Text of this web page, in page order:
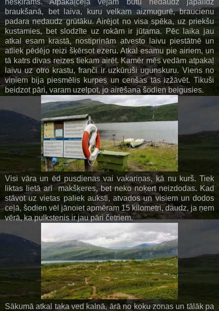
braukšanā, bet laiva, kuru velkam aizmugurē, braucienu
padara nedaudz grūtāku. Airējot no visa spēka, uz priekšu
kustamies, bet slodzīte uz rokām ir jūtama. Pēc laika jau
atkal esam krastā, nostiprinām atvesto laivu piestātnē un
atliek pēdējo reizi šķērsot ezeru. Atkal esamu pie airiem, un
tā katrs divas reizes tiekam airēt. Kamēr mēs vedām atpakaļ
laivu uz otro krastu, franči ir uzkūruši ugunskuru. Viens no
viņiem bija piesmēlis kurpes un cenšas tās izžāvēt. Tikuši
beidzot pāri, varam uzelpot, jo airēšana šodien beigusies.
Visi vāra un ēd pusdienas vai vakariņas, kā nu kurš. Tiek
liktas lietā arī makšķeres, bet neko noķert neizdodas. Kad
stāvot uz vietas paliek auksti, atvados un visiem un dodos
ceļā, šodien vēl jānoiet apmēram 15 kilometri, daudz, ja ņem
vērā, ka pulkstenis ir jau pāri četriem.
Sākumā atkal taka ved kalnā, ārā no koku zonas un tālāk pa